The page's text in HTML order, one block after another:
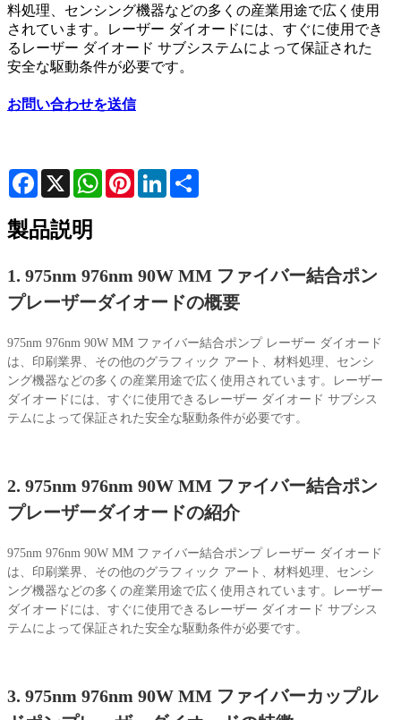
料処理、センシング機器などの多くの産業用途で広く使用
されています。レーザー ダイオードには、すぐに使用でき
るレーザー ダイオード サブシステムによって保証された
安全な駆動条件が必要です。
お問い合わせを送信
Facebook
X WhatsAppPinterestLinkedIn
製品説明
1. 975nm 976nm 90W MM ファイバー結合ポン
プレーザーダイオードの概要
975nm 976nm 90W MM ファイバー結合ポンプ レーザー ダイオード
は、印刷業界、その他のグラフィック アート、材料処理、センシ
ング機器などの多くの産業用途で広く使用されています。レーザー
ダイオードには、すぐに使用できるレーザー ダイオード サブシス
テムによって保証された安全な駆動条件が必要です。
2. 975nm 976nm 90W MM ファイバー結合ポン
プレーザーダイオードの紹介
975nm 976nm 90W MM ファイバー結合ポンプ レーザー ダイオード
は、印刷業界、その他のグラフィック アート、材料処理、センシ
ング機器などの多くの産業用途で広く使用されています。レーザー
ダイオードには、すぐに使用できるレーザー ダイオード サブシス
テムによって保証された安全な駆動条件が必要です。
3. 975nm 976nm 90W MM ファイバーカップル